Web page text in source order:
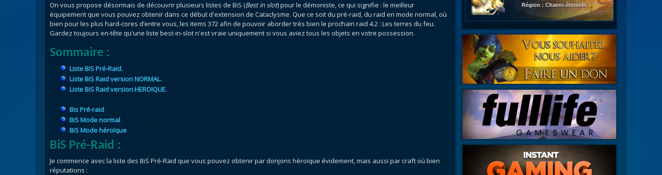
On vous propose désormais de découvrir plusieurs listes de BiS (Best in slot) pour le démoniste, ce qui signifie : le meilleur
équipement que vous pouvez obtenir dans ce début d'extension de Cataclysme. Que ce soit du pré-raid, du raid en mode normal, où
bien pour les plus hard-cores d’entre vous, les items 372 afin de pouvoir aborder très bien le prochain raid 4.2 : Les terres du feu.
Gardez toujours en-tête qu'une liste best-in-slot n'est vraie uniquement si vous aviez tous les objets en votre possession.
Sommaire :
Liste BiS Pré-Raid.
Liste BiS Raid version NORMAL.
Liste BiS Raid version HEROIQUE.
Bis Pré-raid
BiS Mode normal
BiS Mode héroïque
BiS Pré-Raid :
Je commence avec la liste des BiS Pré-Raid que vous pouvez obtenir par donjons héroique évidement, mais aussi par craft où bien
réputations :
Région : Chants éternels